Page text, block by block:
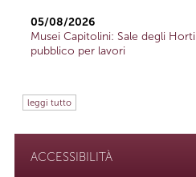
05/08/2026
Musei Capitolini: Sale degli
pubblico per lavori
leggi tutto
ACCESSIBILITÀ